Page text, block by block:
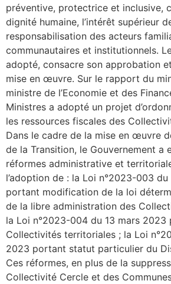
préventive, protectrice et inclusive,
dignité humaine, l’intérêt supérieur
responsabilisation des acteurs
communautaires et institutionnels.
adopté, consacre son approbation
mise en œuvre. Sur le rapport du
ministre de l’Economie et des
Ministres a adopté un projet
les ressources fiscales des
Dans le cadre de la mise en œuvre
de la Transition, le Gouvernement a
réformes administrative et
l’adoption de : la Loi n°2023-003
portant modification de la loi
de la libre administration des
la Loi n°2023-004 du 13 mars
Collectivités territoriales ; la Loi
2023 portant statut particulier du
Ces réformes, en plus de la
Collectivité Cercle et des